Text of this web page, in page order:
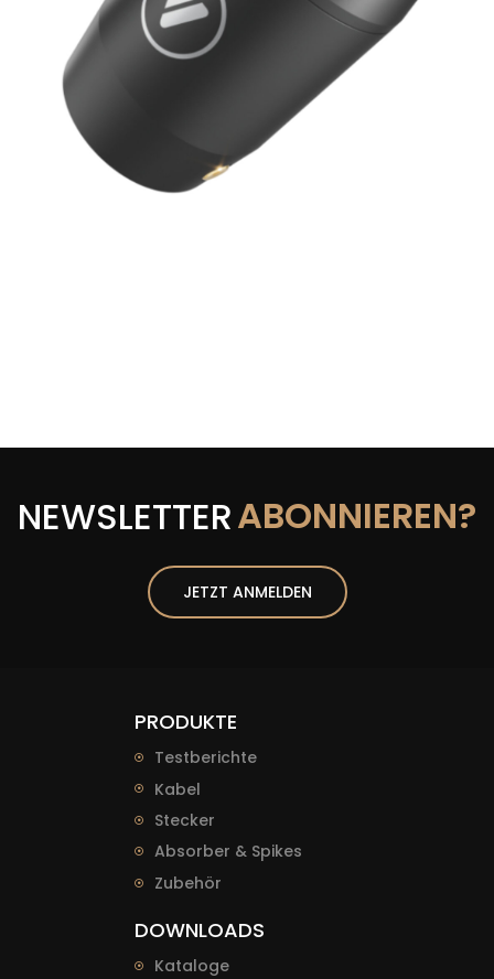
NEWSLETTERABONNIEREN?
JETZT ANMELDEN
PRODUKTE
Testberichte
Kabel
Stecker
Absorber & Spikes
Zubehör
DOWNLOADS
Kataloge